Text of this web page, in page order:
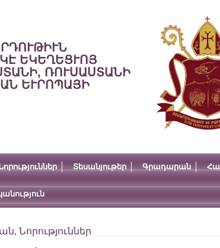
ԵԿԵՂԵՑՒՈՅ
ՌՈՒՍԱՍՏԱՆԻ
ԵՒՐՈՊԱՅԻ
Տեսանյութեր Գրադարան
, Նորություններ